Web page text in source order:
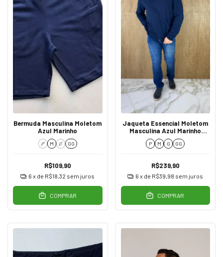
Bermuda Masculina Moletom
Azul Marinho
P M G GG
R$109,90
6 x de R$18,32 sem juros
COMPRAR
Jaqueta Essencial Moletom
Masculina Azul Marinho
0004
P M G GG
R$239,90
6 x de R$39,98 sem juros
COMPRAR